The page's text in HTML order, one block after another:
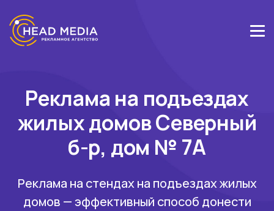
Реклама на подъездах
жилых домов Северный
б-р, дом № 7А
Реклама на стендах на подъездах жилых
домов — эффективный способ донести